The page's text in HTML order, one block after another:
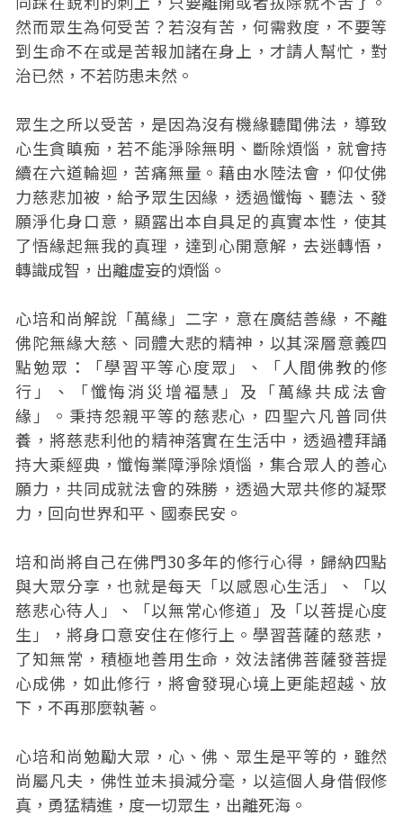
然而眾生為何受苦？若沒有苦，何需救度，不要等
到生命不在或是苦報加諸在身上，才請人幫忙，對
治已然，不若防患未然。
眾生之所以受苦，是因為沒有機緣聽聞佛法，導致
心生貪瞋痴，若不能淨除無明、斷除煩惱，就會持
續在六道輪迴，苦痛無量。藉由水陸法會，仰仗佛
力慈悲加被，給予眾生因緣，透過懺悔、聽法、發
願淨化身口意，顯露出本自具足的真實本性，使其
了悟緣起無我的真理，達到心開意解，去迷轉悟，
轉識成智，出離虛妄的煩惱。
心培和尚解說「萬緣」二字，意在廣結善緣，不離
佛陀無緣大慈、同體大悲的精神，以其深層意義四
點勉眾：「學習平等心度眾」、「人間佛教的修
行」、「懺悔消災增福慧」及「萬緣共成法會
緣」。秉持怨親平等的慈悲心，四聖六凡普同供
養，將慈悲利他的精神落實在生活中，透過禮拜誦
持大乘經典，懺悔業障淨除煩惱，集合眾人的善心
願力，共同成就法會的殊勝，透過大眾共修的凝聚
力，回向世界和平、國泰民安。
培和尚將自己在佛門30多年的修行心得，歸納四點
與大眾分享，也就是每天「以感恩心生活」、「以
慈悲心待人」、「以無常心修道」及「以菩提心度
生」，將身口意安住在修行上。學習菩薩的慈悲，
了知無常，積極地善用生命，效法諸佛菩薩發菩提
心成佛，如此修行，將會發現心境上更能超越、放
下，不再那麼執著。
心培和尚勉勵大眾，心、佛、眾生是平等的，雖然
尚屬凡夫，佛性並未損減分毫，以這個人身借假修
真，勇猛精進，度一切眾生，出離死海。